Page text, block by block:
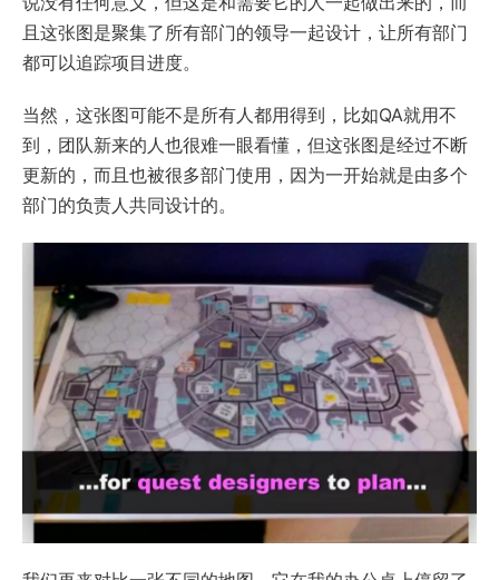
且这张图是聚集了所有部门的领导一起设计，让所有部门
都可以追踪项目进度。
当然，这张图可能不是所有人都用得到，比如QA就用不
到，团队新来的人也很难一眼看懂，但这张图是经过不断
更新的，而且也被很多部门使用，因为一开始就是由多个
部门的负责人共同设计的。